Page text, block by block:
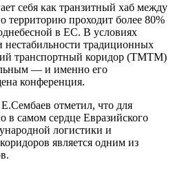
себя как транзитный хаб между
территорию проходит более 80%
в ЕС. В условиях
традиционных
транспортный коридор (ТМТМ)
— и именно его
конференция.
отметил, что для
в самом сердце Евразийского
логистики и
является одним из